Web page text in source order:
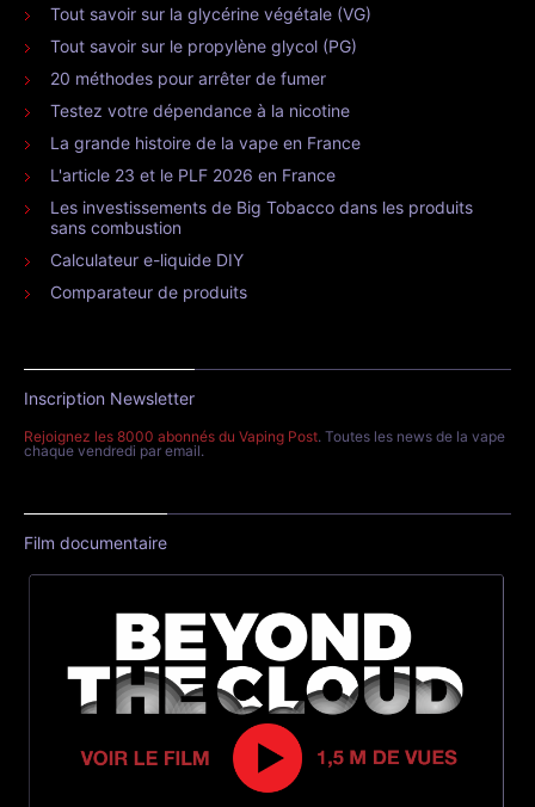
Tout savoir sur la glycérine végétale (VG)
Tout savoir sur le propylène glycol (PG)
20 méthodes pour arrêter de fumer
Testez votre dépendance à la nicotine
La grande histoire de la vape en France
L'article 23 et le PLF 2026 en France
Les investissements de Big Tobacco dans les produits
sans combustion
Calculateur e-liquide DIY
Comparateur de produits
Inscription Newsletter
Rejoignez les 8000 abonnés du Vaping Post. Toutes les news de la vape
chaque vendredi par email.
Film documentaire